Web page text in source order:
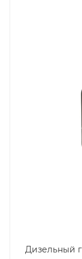
Дизельный